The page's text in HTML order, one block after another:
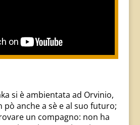
si è ambientata ad Orvinio,
pò anche a sè e al suo futuro;
un compagno: non ha